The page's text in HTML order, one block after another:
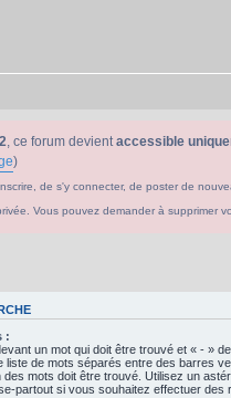
, ce forum devientaccessible
)
de s'y connecter, de poster de
Vous pouvez demander à supprimer
:
un mot qui doit être trouvé et « - »
liste de mots séparés entre des barres
mots doit être trouvé. Utilisez un
partout si vous souhaitez effectuer des